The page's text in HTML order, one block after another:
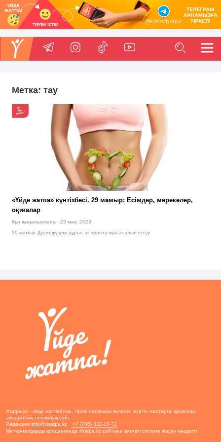
Метка: тау
«Үйде жатпа» күнтізбесі. 29 мамыр: Есімдер, мерекелер,
оқиғалар
Күн жаңалықтары
29 мая, 2023
29 мамыр Дүниежүзілік дұрыс ас қорыту күні аталып өтеді
zhatpa.kz - үйде жатпайтын, тірлік жасағысы келетін, өсетін жастарға арналған
ақпараттық-танымдық сайт
Редакция: info@zhatpa.kz
+7 (708) 332-10-72
Материалдарды қолданғанда zhatpa.kz сайтына активті сілтеме жасау міндетті